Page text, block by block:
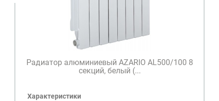
Радиатор алюминиевый AZARIO AL500/100 8
секций, белый (...
Характеристики